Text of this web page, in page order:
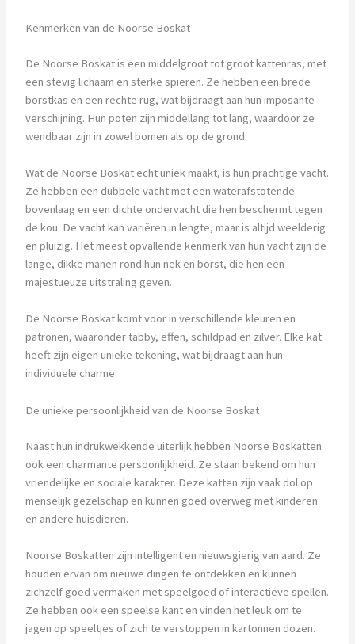
Kenmerken van de Noorse Boskat
De Noorse Boskat is een middelgroot tot groot kattenras, met
een stevig lichaam en sterke spieren. Ze hebben een brede
borstkas en een rechte rug, wat bijdraagt aan hun imposante
verschijning. Hun poten zijn middellang tot lang, waardoor ze
wendbaar zijn in zowel bomen als op de grond.
Wat de Noorse Boskat echt uniek maakt, is hun prachtige vacht.
Ze hebben een dubbele vacht met een waterafstotende
bovenlaag en een dichte ondervacht die hen beschermt tegen
de kou. De vacht kan variëren in lengte, maar is altijd weelderig
en pluizig. Het meest opvallende kenmerk van hun vacht zijn de
lange, dikke manen rond hun nek en borst, die hen een
majestueuze uitstraling geven.
De Noorse Boskat komt voor in verschillende kleuren en
patronen, waaronder tabby, effen, schildpad en zilver. Elke kat
heeft zijn eigen unieke tekening, wat bijdraagt aan hun
individuele charme.
De unieke persoonlijkheid van de Noorse Boskat
Naast hun indrukwekkende uiterlijk hebben Noorse Boskatten
ook een charmante persoonlijkheid. Ze staan bekend om hun
vriendelijke en sociale karakter. Deze katten zijn vaak dol op
menselijk gezelschap en kunnen goed overweg met kinderen
en andere huisdieren.
Noorse Boskatten zijn intelligent en nieuwsgierig van aard. Ze
houden ervan om nieuwe dingen te ontdekken en kunnen
zichzelf goed vermaken met speelgoed of interactieve spellen.
Ze hebben ook een speelse kant en vinden het leuk om te
jagen op speeltjes of zich te verstoppen in kartonnen dozen.